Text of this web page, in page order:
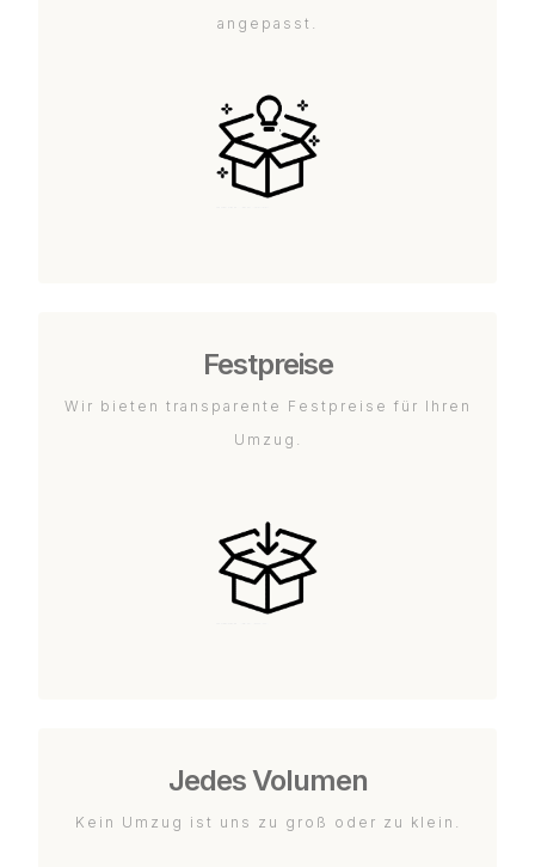
angepasst.
Festpreise
Wir bieten transparente Festpreise für Ihren
Umzug.
Jedes Volumen
Kein Umzug ist uns zu groß oder zu klein.